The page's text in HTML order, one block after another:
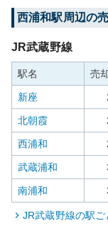
西浦和駅周辺の
JR武蔵野線
駅名 売
新座
北朝霞
西浦和
武蔵浦和
南浦和
JR武蔵野線の駅ご